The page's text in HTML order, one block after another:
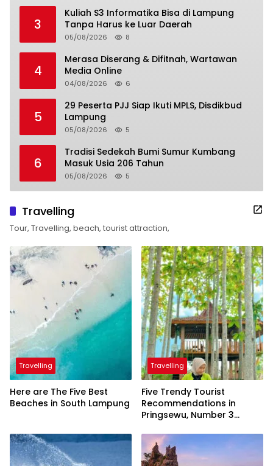
3
Kuliah S3 Informatika Bisa di Lampung
Tanpa Harus ke Luar Daerah
05/08/2026 8
4
Merasa Diserang & Difitnah, Wartawan
Media Online
04/08/2026 6
5
29 Peserta PJJ Siap Ikuti MPLS, Disdikbud
Lampung
05/08/2026 5
6
Tradisi Sedekah Bumi Sumur Kumbang
Masuk Usia 206 Tahun
05/08/2026 5
Travelling
Tour, Travelling, beach, tourist attraction,
Travelling
Here are The Five Best
Beaches in South Lampung
Travelling
Five Trendy Tourist
Recommendations in
Pringsewu, Number 3
President